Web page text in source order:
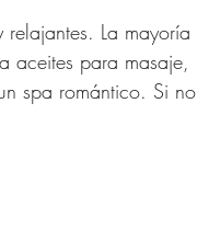
La mayoría
aceites para masaje,
spa romántico. Si no